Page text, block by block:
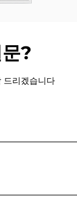
?
드리겠습니다